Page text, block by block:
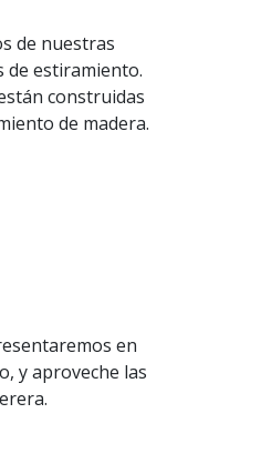
de nuestras
de estiramiento.
construidas
de madera.
en
y aproveche las